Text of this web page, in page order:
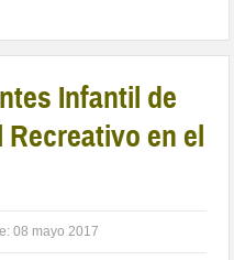
Infantil de
Recreativo en el
08 mayo 2017